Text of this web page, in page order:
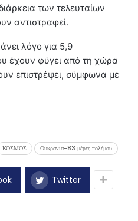
των τελευταίων
αντιστραφεί.
λόγο για 5,9
έχουν φύγει από τη χώρα
επιστρέψει, σύμφωνα με
ΚΟΣΜΟΣ Ουκρανία-83 μέρες πολέμου
Twitter